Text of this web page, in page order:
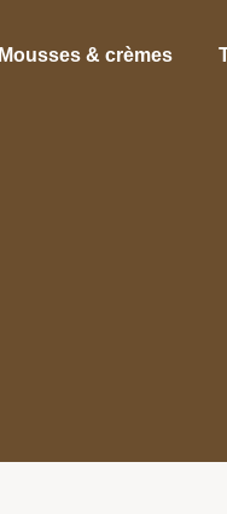
Mousses & crèmes